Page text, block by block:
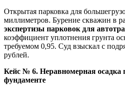
Открытая парковка для
миллиметров. Бурение скважин в
экспертизы парковок для
коэффициент уплотнения грунта
требуемом 0,95. Суд взыскал с
рублей.
Кейс № 6. Неравномерная осадка
фундаменте